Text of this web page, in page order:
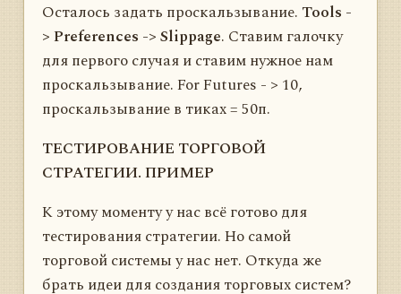
Осталось задать проскальзывание. Tools -
> Preferences -> Slippage. Ставим галочку
для первого случая и ставим нужное нам
проскальзывание. For Futures - > 10,
проскальзывание в тиках = 50п.
ТЕСТИРОВАНИЕ ТОРГОВОЙ
СТРАТЕГИИ. ПРИМЕР
К этому моменту у нас всё готово для
тестирования стратегии. Но самой
торговой системы у нас нет. Откуда же
брать идеи для создания торговых систем?